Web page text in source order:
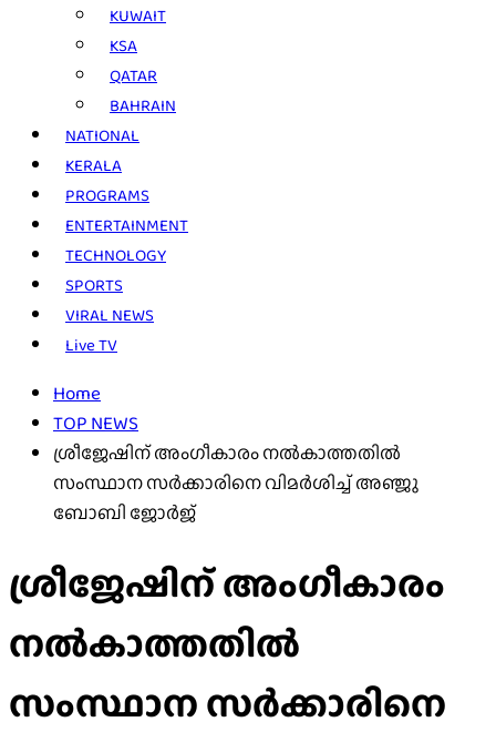
KUWAIT
KSA
QATAR
BAHRAIN
NATIONAL
KERALA
PROGRAMS
ENTERTAINMENT
TECHNOLOGY
SPORTS
VIRAL NEWS
Live TV
Home
TOP NEWS
ശ്രീജേഷിന് അംഗീകാരം നല്‍കാത്തതില്‍
സംസ്ഥാന സര്‍ക്കാരിനെ വിമര്‍ശിച്ച് അഞ്ജു
ബോബി ജോര്‍ജ്
ശ്രീജേഷിന് അംഗീകാരം
നല്‍കാത്തതില്‍
സംസ്ഥാന സര്‍ക്കാരിനെ